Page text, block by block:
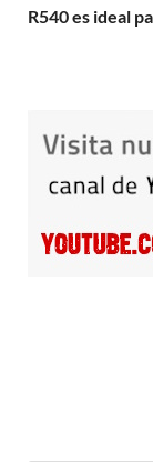
R540 es ideal